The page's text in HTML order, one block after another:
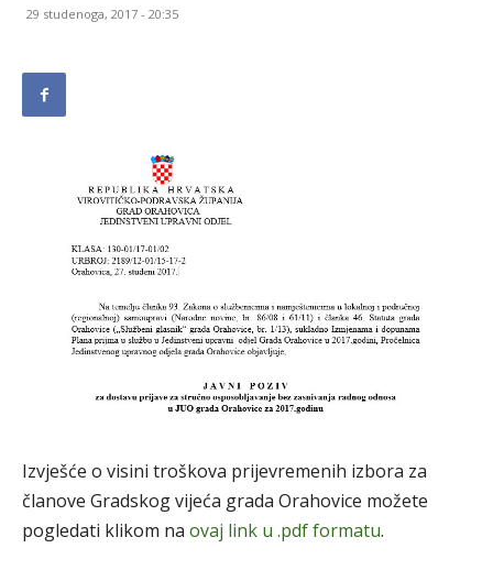
29 studenoga, 2017 - 20:35
Izvješće o visini troškova prijevremenih izbora za
članove Gradskog vijeća grada Orahovice možete
pogledati klikom na ovaj link u .pdf formatu.